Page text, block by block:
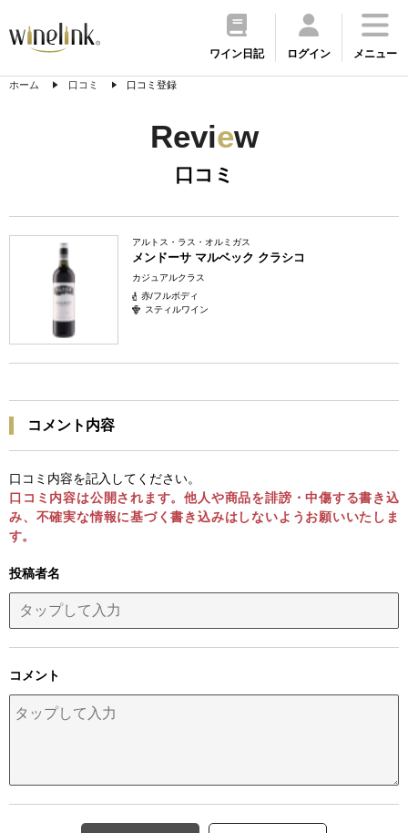
ワイン日記 ログイン メニュー
ホーム 口コミ 口コミ登録
Review
口コミ
アルトス・ラス・オルミガス
メンドーサ マルベック クラシコ
カジュアルクラス
赤/フルボディ
スティルワイン
コメント内容
口コミ内容を記入してください。
口コミ内容は公開されます。他人や商品を誹謗・中傷する書き込
み、不確実な情報に基づく書き込みはしないようお願いいたしま
す。
投稿者名
コメント